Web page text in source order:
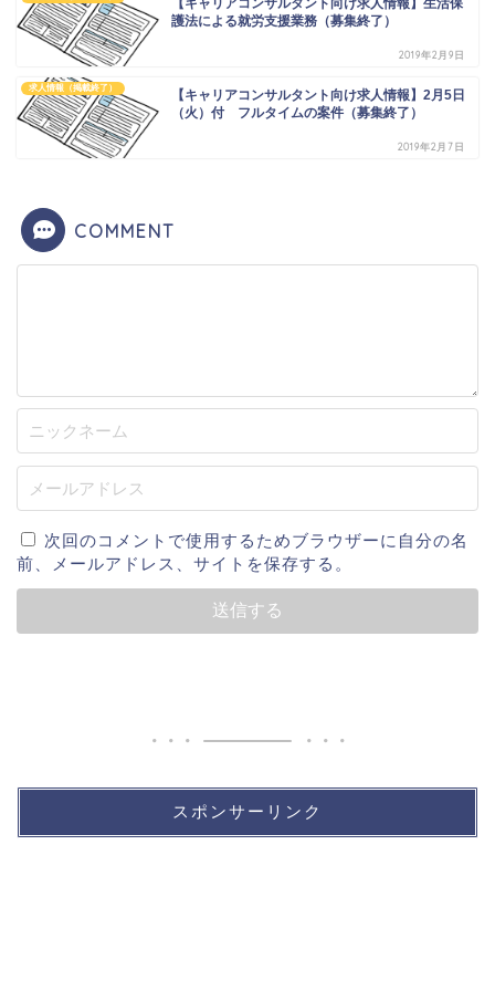
【キャリアコンサルタント向け求人情報】生活保
護法による就労支援業務（募集終了）
2019年2月9日
求人情報（掲載終了）
【キャリアコンサルタント向け求人情報】2月5日
（火）付 フルタイムの案件（募集終了）
2019年2月7日
COMMENT
次回のコメントで使用するためブラウザーに自分の名
前、メールアドレス、サイトを保存する。
スポンサーリンク